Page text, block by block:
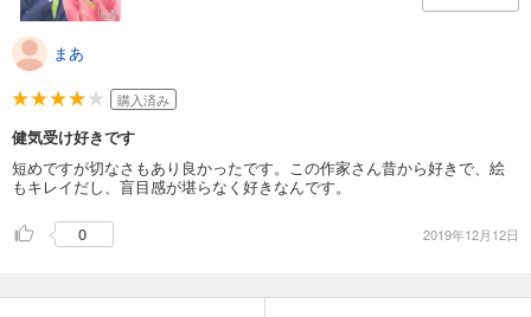
まあ
購入済み
健気受け好きです
短めですが切なさもあり良かったです。この作家さん昔から好きで、絵
もキレイだし、盲目感が堪らなく好きなんです。
0 2019年12月12日